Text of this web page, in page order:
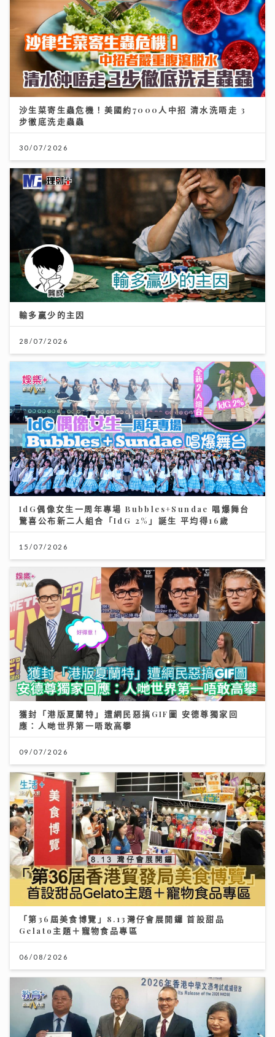
沙生菜寄生蟲危機！美國約7000人中招 清水洗唔走 3
步徹底洗走蟲蟲
30/07/2026
輸多贏少的主因
28/07/2026
IdG偶像女生一周年專場 Bubbles+Sundae 唱爆舞台
驚喜公布新二人組合「IdG 2%」誕生 平均得16歲
15/07/2026
獲封「港版夏蘭特」遭網民惡搞GIF圖 安德尊獨家回
應：人哋世界第一唔敢高攀
09/07/2026
「第36屆美食博覽」8.13灣仔會展開鑼 首設甜品
Gelato主題＋寵物食品專區
06/08/2026